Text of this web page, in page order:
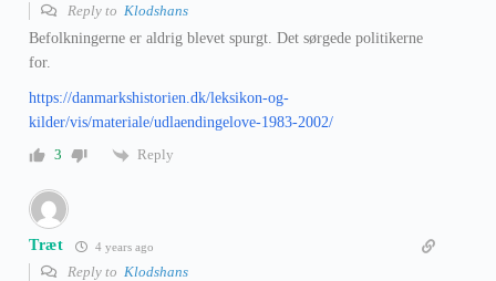
Reply to Klodshans
Befolkningerne er aldrig blevet spurgt. Det sørgede politikerne
for.
https://danmarkshistorien.dk/leksikon-og-
kilder/vis/materiale/udlaendingelove-1983-2002/
3
Reply
Træt 4 years ago
Reply to Klodshans